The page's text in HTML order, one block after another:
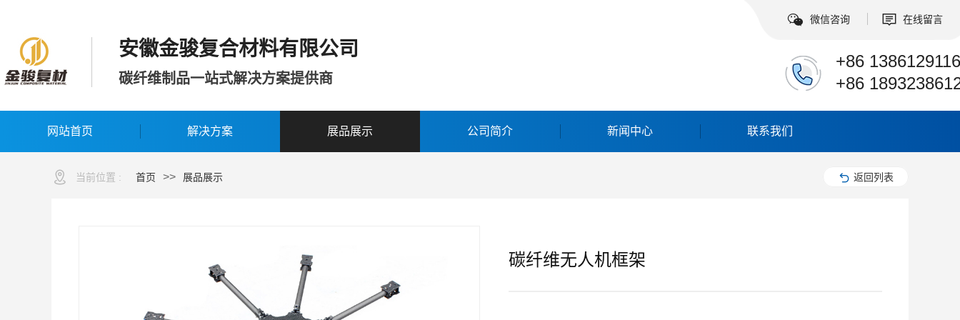
安徽金骏复合材料有限公司
碳纤维制品一站式解决方案提供商
+86
+86
微信咨询 在线留言
网站首页 解决方案 展品展示 公司简介 新闻中心 联系我们
当前位置 : 首页 >> 展品展示 返回列表
碳纤维无人机框架